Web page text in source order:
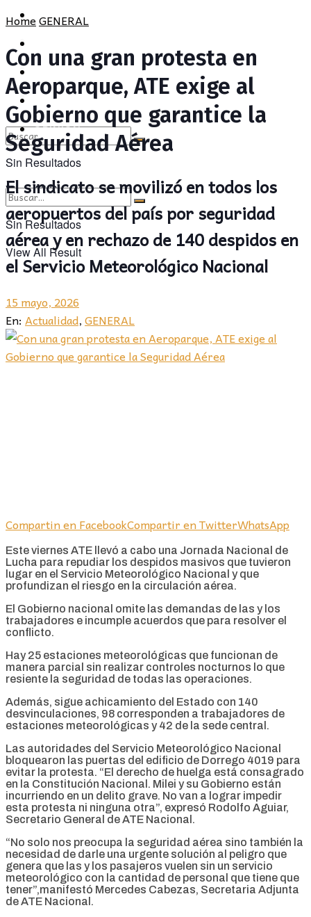
CULTURA
OPINIÓN
Sin Resultados
View All Result
PROVINCIA
SOCIEDAD
CULTURA
OPINIÓN
Sin Resultados
View All Result
HomeGENERAL
Con una gran protesta en
Aeroparque, ATE exige al
Gobierno que garantice la
Seguridad Aérea
El sindicato se movilizó en todos los
aeropuertos del país por seguridad
aérea y en rechazo de 140 despidos en
el Servicio Meteorológico Nacional
15 mayo, 2026
En: Actualidad,GENERAL
Compartin en FacebookCompartir en TwitterWhatsApp
Este viernes ATE llevó a cabo una Jornada Nacional de
Lucha para repudiar los despidos masivos que tuvieron
lugar en el Servicio Meteorológico Nacional y que
profundizan el riesgo en la circulación aérea.
El Gobierno nacional omite las demandas de las y los
trabajadores e incumple acuerdos que para resolver el
conflicto.
Hay 25 estaciones meteorológicas que funcionan de
manera parcial sin realizar controles nocturnos lo que
resiente la seguridad de todas las operaciones.
Además, sigue achicamiento del Estado con 140
desvinculaciones, 98 corresponden a trabajadores de
estaciones meteorológicas y 42 de la sede central.
Las autoridades del Servicio Meteorológico Nacional
bloquearon las puertas del edificio de Dorrego 4019 para
evitar la protesta. “El derecho de huelga está consagrado
en la Constitución Nacional. Milei y su Gobierno están
incurriendo en un delito grave. No van a lograr impedir
esta protesta ni ninguna otra”, expresó Rodolfo Aguiar,
Secretario General de ATE Nacional.
“No solo nos preocupa la seguridad aérea sino también la
necesidad de darle una urgente solución al peligro que
genera que las y los pasajeros vuelen sin un servicio
meteorológico con la cantidad de personal que tiene que
tener”,manifestó Mercedes Cabezas, Secretaria Adjunta
de ATE Nacional.